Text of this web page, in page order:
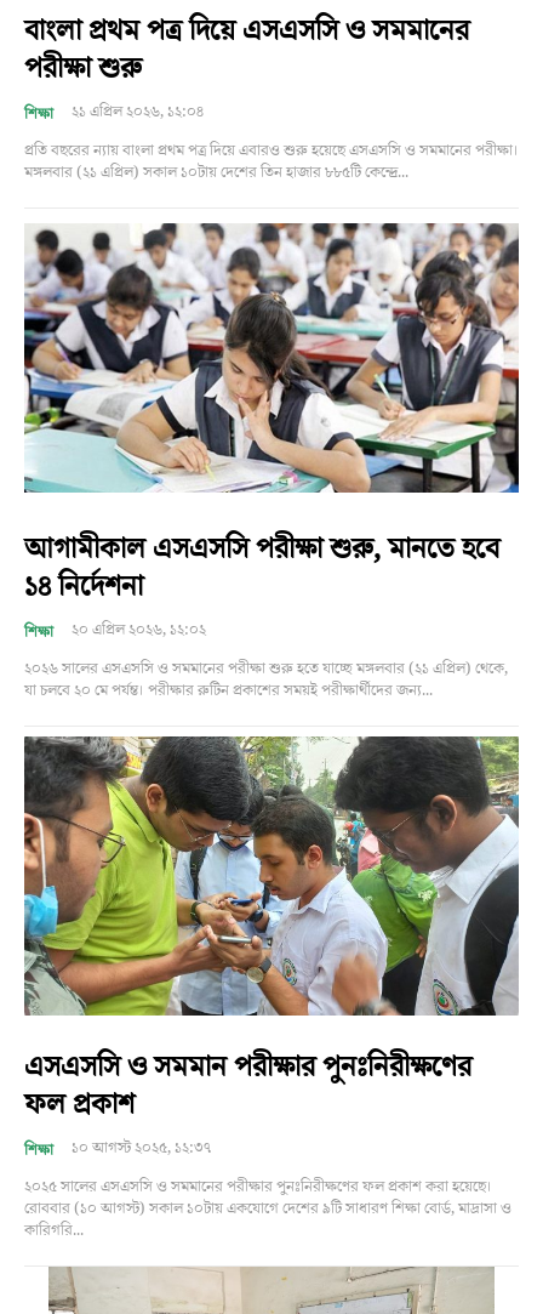
বাংলা প্রথম পত্র দিয়ে এসএসসি ও সমমানের
পরীক্ষা শুরু
শিক্ষা
২১ এপ্রিল ২০২৬, ১২:০৪
প্রতি বছরের ন্যায় বাংলা প্রথম পত্র দিয়ে এবারও শুরু হয়েছে এসএসসি ও সমমানের পরীক্ষা।
মঙ্গলবার (২১ এপ্রিল) সকাল ১০টায় দেশের তিন হাজার ৮৮৫টি কেন্দ্রে...
আগামীকাল এসএসসি পরীক্ষা শুরু, মানতে হবে
১৪ নির্দেশনা
শিক্ষা
২০ এপ্রিল ২০২৬, ১২:০২
২০২৬ সালের এসএসসি ও সমমানের পরীক্ষা শুরু হতে যাচ্ছে মঙ্গলবার (২১ এপ্রিল) থেকে,
যা চলবে ২০ মে পর্যন্ত। পরীক্ষার রুটিন প্রকাশের সময়ই পরীক্ষার্থীদের জন্য...
এসএসসি ও সমমান পরীক্ষার পুনঃনিরীক্ষণের
ফল প্রকাশ
শিক্ষা
১০ আগস্ট ২০২৫, ১২:৩৭
২০২৫ সালের এসএসসি ও সমমানের পরীক্ষার পুনঃনিরীক্ষণের ফল প্রকাশ করা হয়েছে।
রোববার (১০ আগস্ট) সকাল ১০টায় একযোগে দেশের ৯টি সাধারণ শিক্ষা বোর্ড, মাদ্রাসা ও
কারিগরি...